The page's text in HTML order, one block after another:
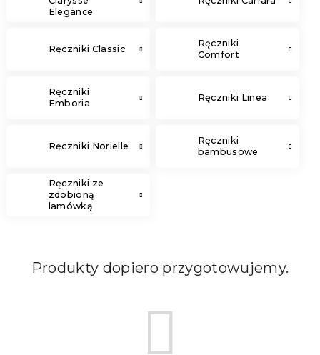
Elegance
Ręczniki Classic
Ręczniki
Comfort
Ręczniki
Emboria
Ręczniki Linea
Ręczniki Norielle
Ręczniki
bambusowe
Ręczniki ze
zdobioną
lamówką
Produkty dopiero przygotowujemy.